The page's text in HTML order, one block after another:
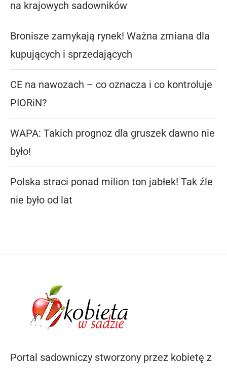
na krajowych sadowników
Bronisze zamykają rynek! Ważna zmiana dla
kupujących i sprzedających
CE na nawozach – co oznacza i co kontroluje
PIORiN?
WAPA: Takich prognoz dla gruszek dawno nie
było!
Polska straci ponad milion ton jabłek! Tak źle
nie było od lat
Portal sadowniczy stworzony przez kobietę z